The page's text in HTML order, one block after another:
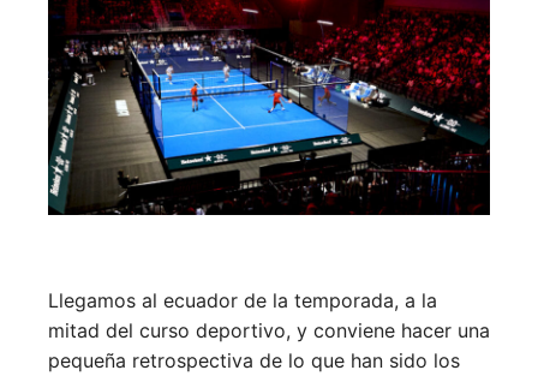
Llegamos al ecuador de la temporada, a la
mitad del curso deportivo, y conviene hacer una
pequeña retrospectiva de lo que han sido los